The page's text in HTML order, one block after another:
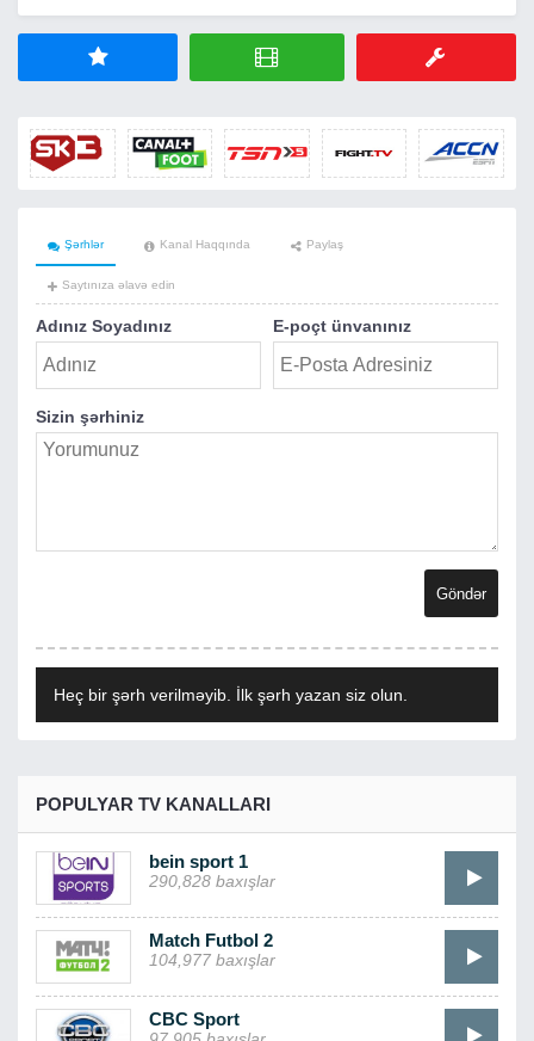
Şərhlər Kanal Haqqında Paylaş
Saytınıza əlavə edin
Adınız Soyadınız E-poçt ünvanınız
Sizin şərhiniz
Heç bir şərh verilməyib. İlk şərh yazan siz olun.
POPULYAR TV KANALLARI
bein sport 1
290,828 baxışlar
Match Futbol 2
104,977 baxışlar
CBC Sport